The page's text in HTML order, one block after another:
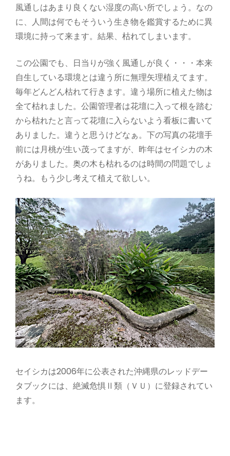
風通しはあまり良くない湿度の高い所でしょう。なの
に、人間は何でもそういう生き物を鑑賞するために異
環境に持って来ます。結果、枯れてしまいます。
この公園でも、日当りが強く風通しが良く・・・本来
自生している環境とは違う所に無理矢理植えてます。
毎年どんどん枯れて行きます。違う場所に植えた物は
全て枯れました。公園管理者は花壇に入って根を踏む
から枯れたと言って花壇に入らないよう看板に書いて
ありました。違うと思うけどなぁ。下の写真の花壇手
前には月桃が生い茂ってますが、昨年はセイシカの木
がありました。奥の木も枯れるのは時間の問題でしょ
うね。もう少し考えて植えて欲しい。
セイシカは2006年に公表された沖縄県のレッドデー
タブックには、絶滅危惧Ⅱ類（ＶＵ）に登録されてい
ます。